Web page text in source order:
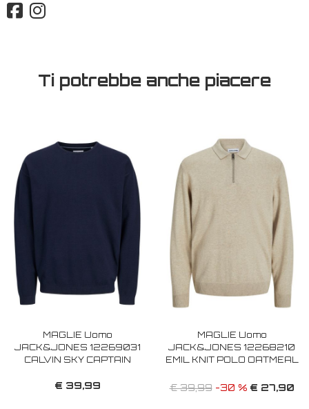
Ti potrebbe anche piacere
MAGLIE Uomo
JACK&JONES 12269031
CALVIN SKY CAPTAIN
€ 39,99
MAGLIE Uomo
JACK&JONES 12268210
EMIL KNIT POLO OATMEAL
€ 39,99-30 % € 27,90